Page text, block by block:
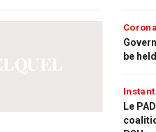
be
Instant
Le